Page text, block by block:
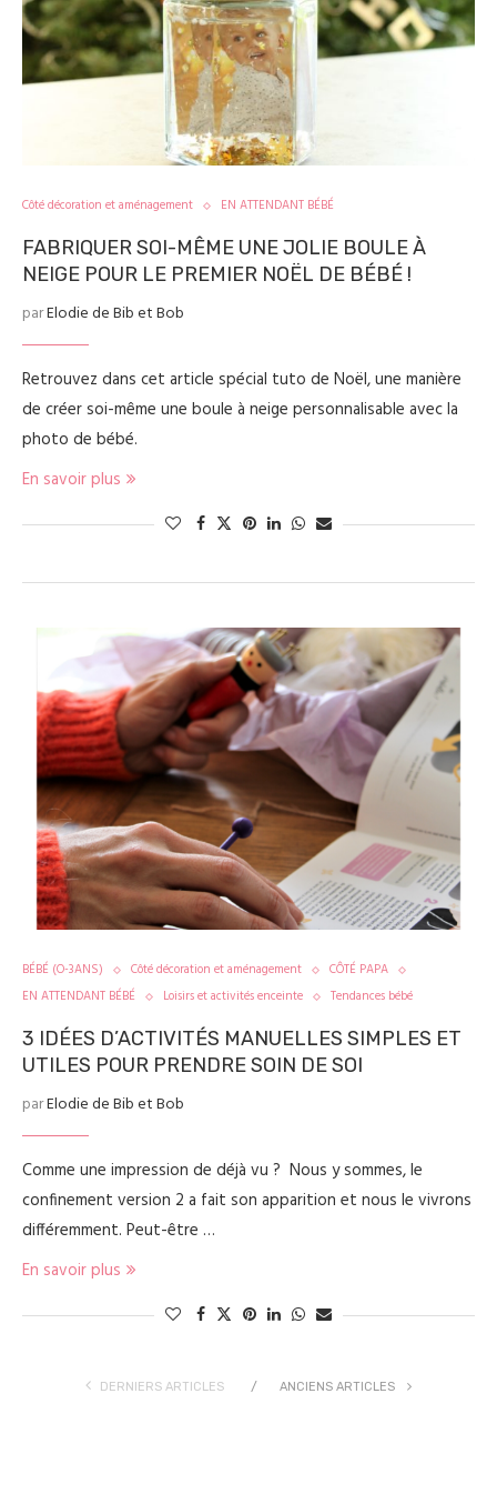
Côté décoration et aménagement EN ATTENDANT BÉBÉ
FABRIQUER SOI-MÊME UNE JOLIE BOULE À
NEIGE POUR LE PREMIER NOËL DE BÉBÉ !
parElodie de Bib et Bob
Retrouvez dans cet article spécial tuto de Noël, une manière
de créer soi-même une boule à neige personnalisable avec la
photo de bébé.
En savoir plus
BÉBÉ (O-3ANS) Côté décoration et aménagement
CÔTÉ PAPA
EN ATTENDANT BÉBÉ
Loisirs et activités enceinte Tendances bébé
3 IDÉES D’ACTIVITÉS MANUELLES SIMPLES ET
UTILES POUR PRENDRE SOIN DE SOI
parElodie de Bib et Bob
Comme une impression de déjà vu ? Nous y sommes, le
confinement version 2 a fait son apparition et nous le vivrons
différemment. Peut-être …
En savoir plus
DERNIERS ARTICLES ANCIENS ARTICLES